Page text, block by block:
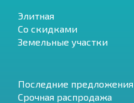
Элитная
Со скидками
Земельные участки
Последние предложения
Срочная распродажа